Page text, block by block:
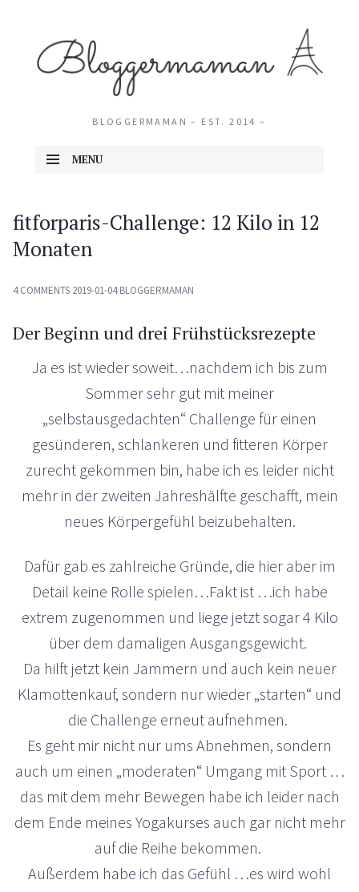
BLOGGERMAMAN – EST. 2014 –
MENU
fitforparis-Challenge: 12 Kilo in 12
Monaten
4 COMMENTS 2019-01-04 BLOGGERMAMAN
Der Beginn und drei Frühstücksrezepte
Ja es ist wieder soweit…nachdem ich bis zum
Sommer sehr gut mit meiner
„selbstausgedachten“ Challenge für einen
gesünderen, schlankeren und fitteren Körper
zurecht gekommen bin, habe ich es leider nicht
mehr in der zweiten Jahreshälfte geschafft, mein
neues Körpergefühl beizubehalten.
Dafür gab es zahlreiche Gründe, die hier aber im
Detail keine Rolle spielen…Fakt ist …ich habe
extrem zugenommen und liege jetzt sogar 4 Kilo
über dem damaligen Ausgangsgewicht.
Da hilft jetzt kein Jammern und auch kein neuer
Klamottenkauf, sondern nur wieder „starten“ und
die Challenge erneut aufnehmen.
Es geht mir nicht nur ums Abnehmen, sondern
auch um einen „moderaten“ Umgang mit Sport …
das mit dem mehr Bewegen habe ich leider nach
dem Ende meines Yogakurses auch gar nicht mehr
auf die Reihe bekommen.
Außerdem habe ich das Gefühl …es wird wohl